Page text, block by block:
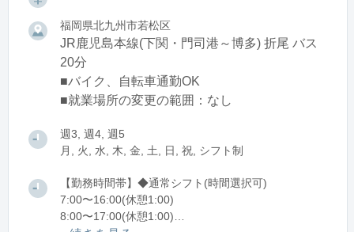
福岡県北九州市若松区
JR鹿児島本線(下関・門司港～博多) 折尾 バス
20分
■バイク、自転車通勤OK
■就業場所の変更の範囲：なし
週3, 週4, 週5
月, 火, 水, 木, 金, 土, 日, 祝, シフト制
【勤務時間帯】◆通常シフト(時間選択可)
7:00〜16:00(休憩1:00)
8:00〜17:00(休憩1:00)